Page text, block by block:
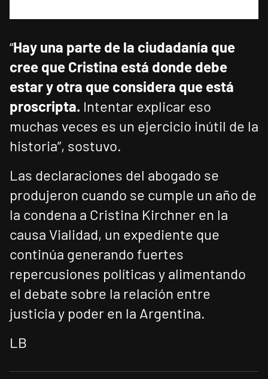
“Hay una parte de la ciudadanía que
cree que Cristina está donde debe
estar y otra que considera que está
proscripta. Intentar explicar eso
muchas veces es un ejercicio inútil de la
historia”, sostuvo.
Las declaraciones del abogado se
produjeron cuando se cumple un año de
la condena a Cristina Kirchner en la
causa Vialidad, un expediente que
continúa generando fuertes
repercusiones políticas y alimentando
el debate sobre la relación entre
justicia y poder en la Argentina.
LB